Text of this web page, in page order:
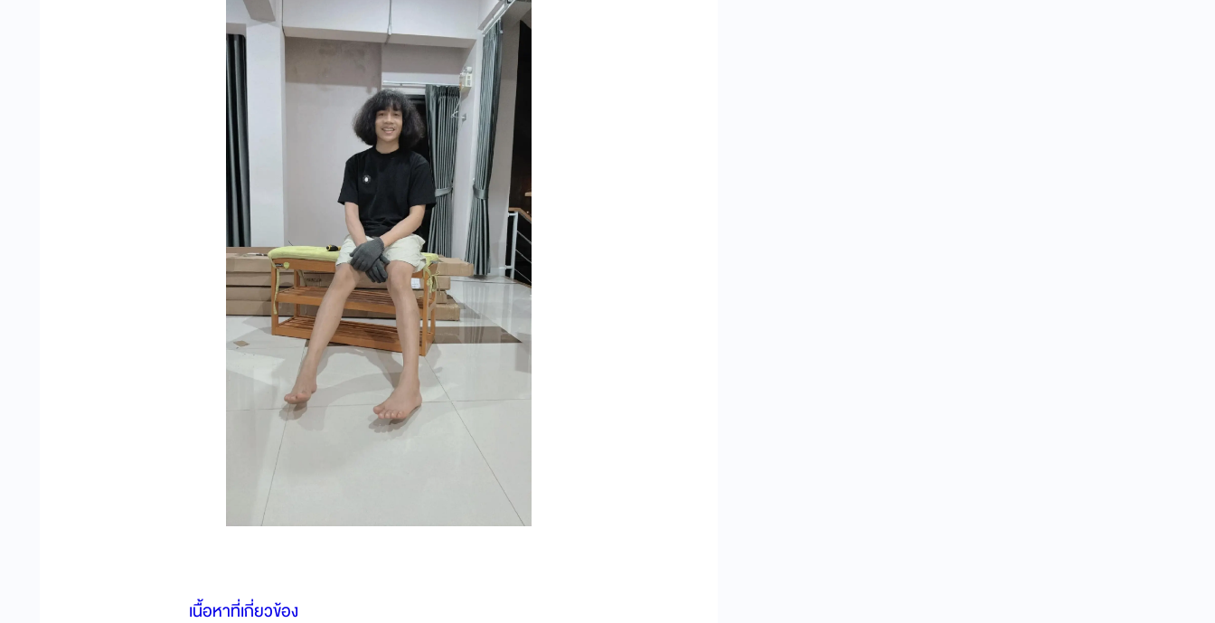
เนื้อหาที่เกี่ยวข้อง